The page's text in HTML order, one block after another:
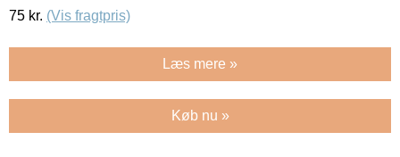
75 kr. (Vis fragtpris)
Læs mere »
Køb nu »